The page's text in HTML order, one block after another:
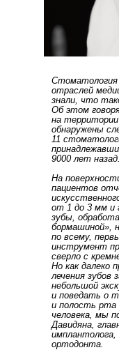
Стоматология
отраслей
знали, что
Об этом
на
обнаружены
11
9000 лет назад.
На
пациентов
от 1 до 3 мм и
зубы,
бормашиной»,
по всему,
инструмент
сверло с
Но как далеко
лечения зубов
небольшой
и поведать о
и полость рта
человека, мы
Давидяна,
имплантолога,
ортодонта.
"ЕСЛИ ВЫ
СТОМАТОЛОГУ
ПРОСТО
ДЫРКА, ТО НАДО
СТОМАТОЛОГА,
ПРОГРАММА И
СООТВЕТСТВУЮТ
ЭТО –
Арам